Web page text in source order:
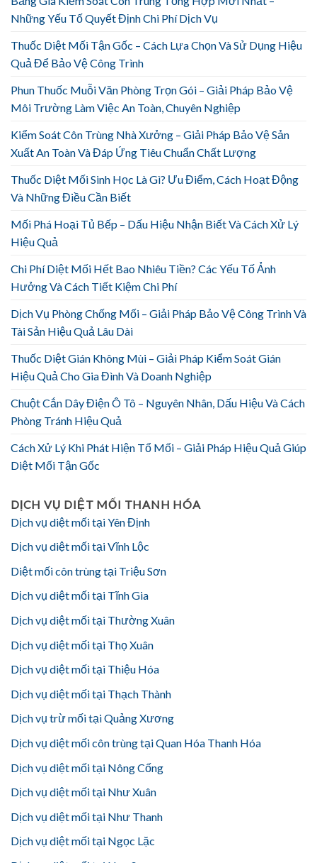
Những Yếu Tố Quyết Định Chi Phí Dịch Vụ
Thuốc Diệt Mối Tận Gốc – Cách Lựa Chọn Và Sử Dụng Hiệu
Quả Để Bảo Vệ Công Trình
Phun Thuốc Muỗi Văn Phòng Trọn Gói – Giải Pháp Bảo Vệ
Môi Trường Làm Việc An Toàn, Chuyên Nghiệp
Kiểm Soát Côn Trùng Nhà Xưởng – Giải Pháp Bảo Vệ Sản
Xuất An Toàn Và Đáp Ứng Tiêu Chuẩn Chất Lượng
Thuốc Diệt Mối Sinh Học Là Gì? Ưu Điểm, Cách Hoạt Động
Và Những Điều Cần Biết
Mối Phá Hoại Tủ Bếp – Dấu Hiệu Nhận Biết Và Cách Xử Lý
Hiệu Quả
Chi Phí Diệt Mối Hết Bao Nhiêu Tiền? Các Yếu Tố Ảnh
Hưởng Và Cách Tiết Kiệm Chi Phí
Dịch Vụ Phòng Chống Mối – Giải Pháp Bảo Vệ Công Trình Và
Tài Sản Hiệu Quả Lâu Dài
Thuốc Diệt Gián Không Mùi – Giải Pháp Kiểm Soát Gián
Hiệu Quả Cho Gia Đình Và Doanh Nghiệp
Chuột Cắn Dây Điện Ô Tô – Nguyên Nhân, Dấu Hiệu Và Cách
Phòng Tránh Hiệu Quả
Cách Xử Lý Khi Phát Hiện Tổ Mối – Giải Pháp Hiệu Quả Giúp
Diệt Mối Tận Gốc
DỊCH VỤ DIỆT MỐI THANH HÓA
Dịch vụ diệt mối tại Yên Định
Dịch vụ diệt mối tại Vĩnh Lộc
Diệt mối côn trùng tại Triệu Sơn
Dịch vụ diệt mối tại Tĩnh Gia
Dịch vụ diệt mối tại Thường Xuân
Dịch vụ diệt mối tại Thọ Xuân
Dịch vụ diệt mối tại Thiệu Hóa
Dịch vụ diệt mối tại Thạch Thành
Dịch vụ trừ mối tại Quảng Xương
Dịch vụ diệt mối côn trùng tại Quan Hóa Thanh Hóa
Dịch vụ diệt mối tại Nông Cống
Dịch vụ diệt mối tại Như Xuân
Dịch vụ diệt mối tại Như Thanh
Dịch vụ diệt mối tại Ngọc Lặc